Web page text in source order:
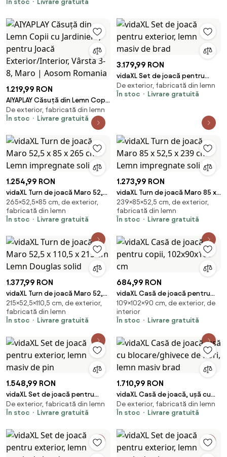
Statie de Service, pentru Copii
de 3-7 ani
În stoc
Livrare gratuită
1.219,99 RON
AIYAPLAY Căsuță din Lemn Copii
cu Jardiniere, pentru Joacă
Exterior/Interior, Vârsta 3-8,
De exterior, fabricată din lemn
În stoc
Livrare gratuită
3.179,99 RON
vidaXL Set de joacă pentru
exterior, lemn masiv de brad
De exterior, fabricată din lemn
În stoc
Livrare gratuită
1.254,99 RON
vidaXL Turn de joacă Maro 52,5
x 85 x 265 cm Lemn impregnate
solid
265×52,5×85 cm, de exterior,
fabricată din lemn
În stoc
Livrare gratuită
1.273,99 RON
vidaXL Turn de joacă Maro 85 x
52,5 x 239 cm Lemn impregnate
solid
239×85×52,5 cm, de exterior,
fabricată din lemn
În stoc
Livrare gratuită
1.377,99 RON
vidaXL Turn de joacă Maro 52,5
x 110,5 x 215 cm Lemn Douglas
solid
215×52,5×110,5 cm, de exterior,
fabricată din lemn
În stoc
Livrare gratuită
684,99 RON
vidaXL Casă de joacă pentru
copii, 102x90x109 cm
109×102×90 cm, de exterior, de
interior
În stoc
Livrare gratuită
1.548,99 RON
vidaXL Set de joacă pentru
exterior, lemn masiv de pin
De exterior, fabricată din lemn
În stoc
Livrare gratuită
1.710,99 RON
vidaXL Casă de joacă, ușă cu
blocare/ghivece de flori, lemn
masiv brad
De exterior, fabricată din lemn
În stoc
Livrare gratuită